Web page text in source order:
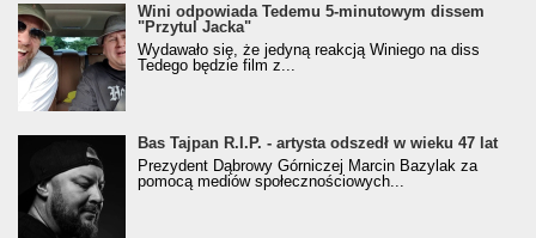
Wini odpowiada Tedemu 5-minutowym dissem
"Przytul Jacka"
Wydawało się, że jedyną reakcją Winiego na diss
Tedego będzie film z...
Bas Tajpan R.I.P. - artysta odszedł w wieku 47 lat
Prezydent Dąbrowy Górniczej Marcin Bazylak za
pomocą mediów społecznościowych...